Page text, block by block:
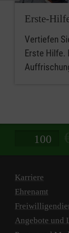
Erste-
Vertiefen
Erste Hilfe.
Karriere
Ehrenamt
Angebote und